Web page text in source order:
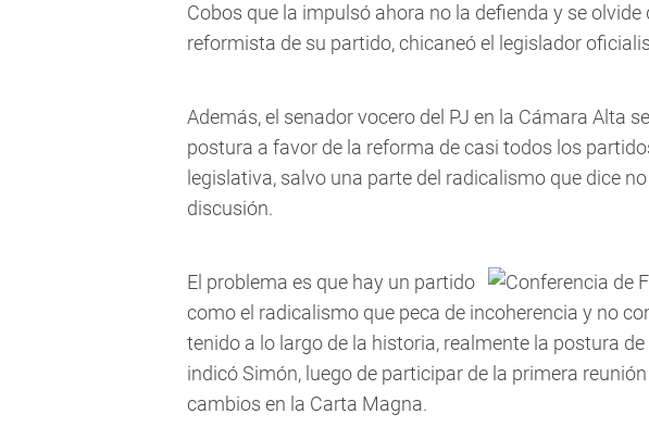
Cobos que la impulsó ahora no la defienda y se
reformista de su partido, chicaneó el legislador
Además, el senador vocero del PJ en la Cámara Alta
postura a favor de la reforma de casi todos los
legislativa, salvo una parte del radicalismo que dice
discusión.
El problema es que hay un partido
como el radicalismo que peca de incoherencia y no
tenido a lo largo de la historia, realmente la postura de
indicó Simón, luego de participar de la primera
cambios en la Carta Magna.